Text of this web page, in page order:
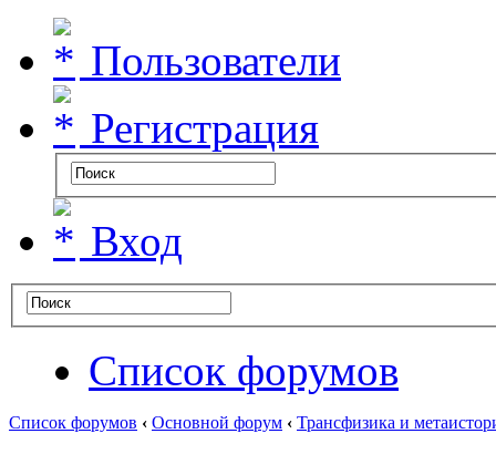
Пользователи
Регистрация
Вход
Список форумов
Список форумов ‹ Основной форум ‹ Трансфизика и